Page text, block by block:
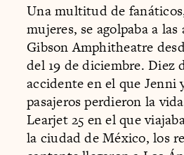
Una multitud de
mujeres, se agolpaba a las
Gibson Amphitheatre
del 19 de diciembre. Diez
accidente en el que Jenni
pasajeros perdieron la
Learjet 25 en el que
la ciudad de México, los